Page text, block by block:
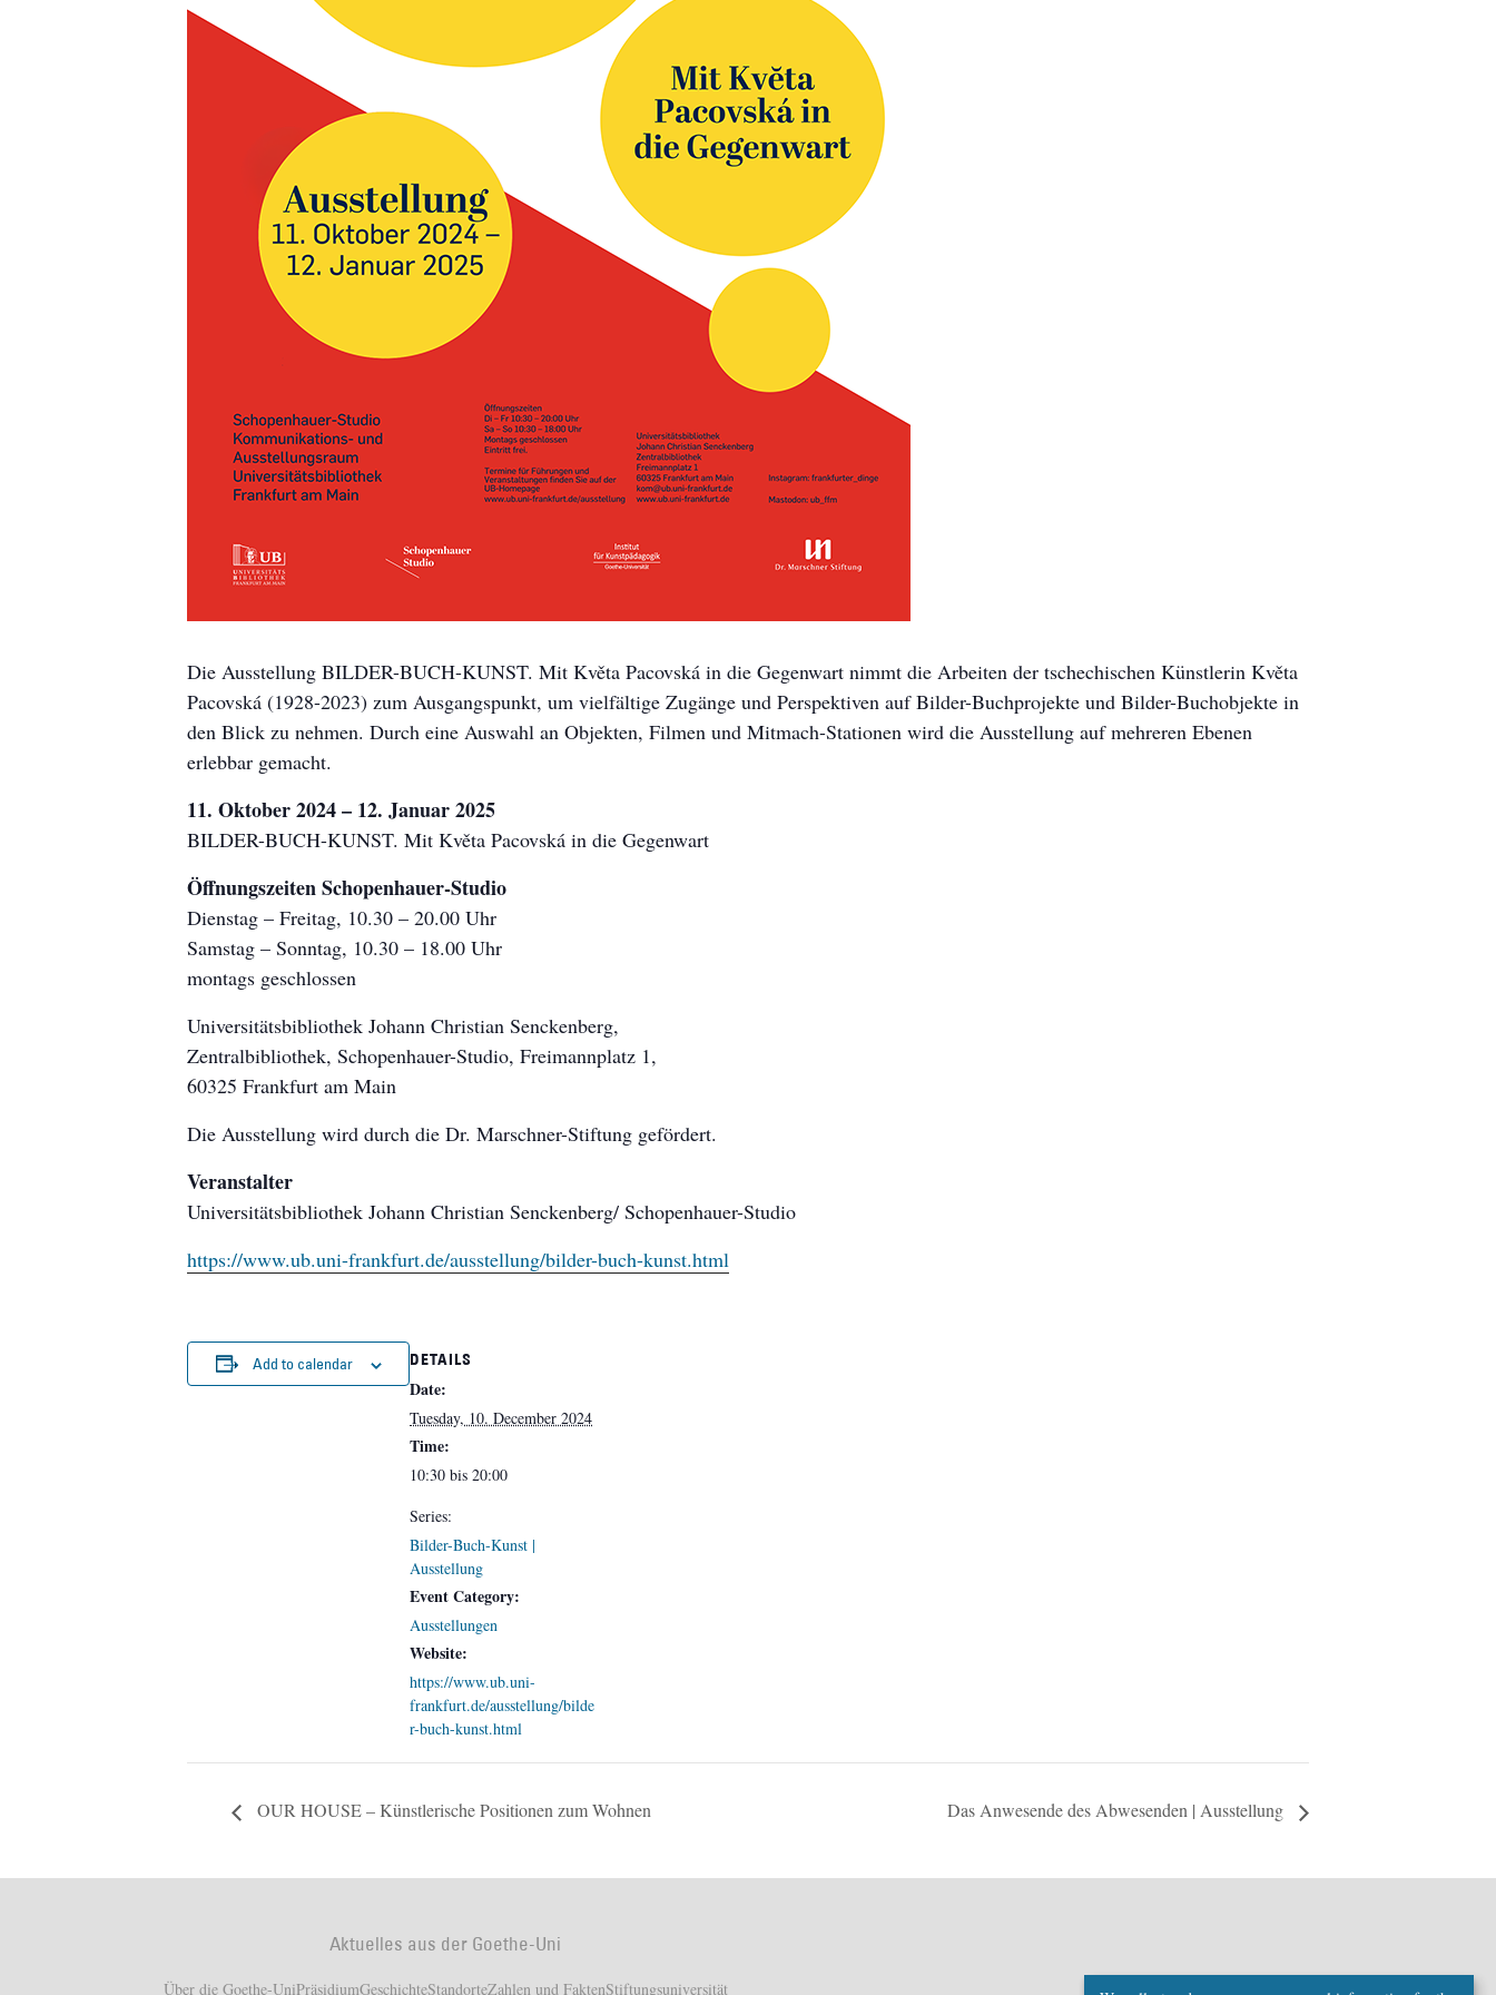
Die Ausstellung BILDER-BUCH-KUNST. Mit Květa Pacovská in die Gegenwart nimmt die Arbeiten der tschechischen Künstlerin Květa
Pacovská (1928-2023) zum Ausgangspunkt, um vielfältige Zugänge und Perspektiven auf Bilder-Buchprojekte und Bilder-Buchobjekte in
den Blick zu nehmen. Durch eine Auswahl an Objekten, Filmen und Mitmach-Stationen wird die Ausstellung auf mehreren Ebenen
erlebbar gemacht.
11. Oktober 2024 – 12. Januar 2025
BILDER-BUCH-KUNST. Mit Květa Pacovská in die Gegenwart
Öffnungszeiten Schopenhauer-Studio
Dienstag – Freitag, 10.30 – 20.00 Uhr
Samstag – Sonntag, 10.30 – 18.00 Uhr
montags geschlossen
Universitätsbibliothek Johann Christian Senckenberg,
Zentralbibliothek, Schopenhauer-Studio, Freimannplatz 1,
60325 Frankfurt am Main
Die Ausstellung wird durch die Dr. Marschner-Stiftung gefördert.
Veranstalter
Universitätsbibliothek Johann Christian Senckenberg/ Schopenhauer-Studio
https://www.ub.uni-frankfurt.de/ausstellung/bilder-buch-kunst.html
Add to calendar DETAILS
Date:
Tuesday, 10. December 2024
Time:
10:30 bis 20:00
Series:
Bilder-Buch-Kunst |
Ausstellung
Event Category:
Ausstellungen
Website:
https://www.ub.uni-
frankfurt.de/ausstellung/bilde
r-buch-kunst.html
OUR HOUSE – Künstlerische Positionen zum Wohnen Das Anwesende des Abwesenden | Ausstellung
Aktuelles aus der Goethe-Uni
Über die Goethe-UniPräsidiumGeschichteStandorteZahlen und FaktenStiftungsuniversität